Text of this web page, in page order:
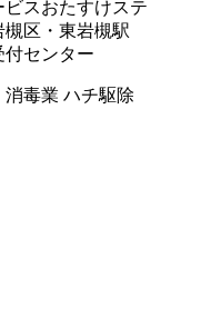
消毒業 ハチ駆除